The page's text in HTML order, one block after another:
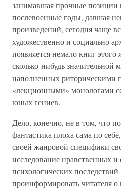
занимавшая прочные
послевоенные годы, давшая
произведений, сегодня чаще
художественно и социально
появляется немало книг
сколько-нибудь значительной
наполненных риторическими
«лекционными» монологами
юных гениев.
Дело, конечно, не в том, что
фантастика плоха сама по
своей жанровой специфики
исследование нравственных и
психологических
проинформировать читателя о